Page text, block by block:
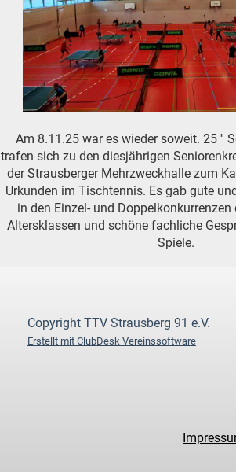
Am 8.11.25 war es wieder soweit. 25 ''
trafen sich zu den diesjährigen
der Strausberger Mehrzweckhalle zum
Urkunden im Tischtennis. Es gab gute
in den Einzel- und Doppelkonkurrenzen
Altersklassen und schöne fachliche
Spiele.
Copyright TTV Strausberg 91 e.V.
Erstellt mit ClubDesk Vereinssoftware